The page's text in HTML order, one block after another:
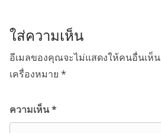
ใส่ความเห็น
อีเมลของคุณจะไม่แสดงให้คนอื่นเห็น
เครื่องหมาย *
ความเห็น*